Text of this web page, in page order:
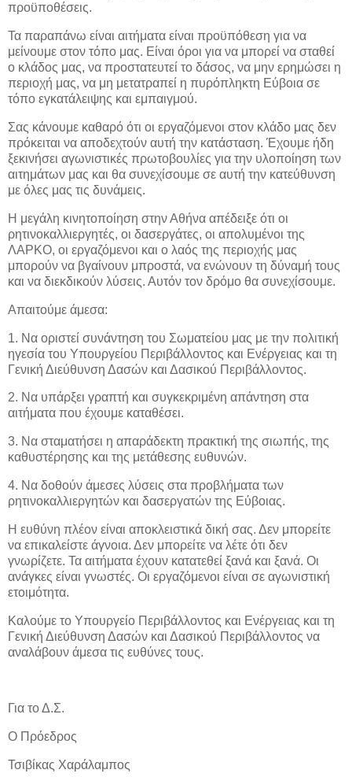
προϋποθέσεις.
Τα παραπάνω είναι αιτήματα είναι προϋπόθεση για να
μείνουμε στον τόπο μας. Είναι όροι για να μπορεί να σταθεί
ο κλάδος μας, να προστατευτεί το δάσος, να μην ερημώσει η
περιοχή μας, να μη μετατραπεί η πυρόπληκτη Εύβοια σε
τόπο εγκατάλειψης και εμπαιγμού.
Σας κάνουμε καθαρό ότι οι εργαζόμενοι στον κλάδο μας δεν
πρόκειται να αποδεχτούν αυτή την κατάσταση. Έχουμε ήδη
ξεκινήσει αγωνιστικές πρωτοβουλίες για την υλοποίηση των
αιτημάτων μας και θα συνεχίσουμε σε αυτή την κατεύθυνση
με όλες μας τις δυνάμεις.
Η μεγάλη κινητοποίηση στην Αθήνα απέδειξε ότι οι
ρητινοκαλλιεργητές, οι δασεργάτες, οι απολυμένοι της
ΛΑΡΚΟ, οι εργαζόμενοι και ο λαός της περιοχής μας
μπορούν να βγαίνουν μπροστά, να ενώνουν τη δύναμή τους
και να διεκδικούν λύσεις. Αυτόν τον δρόμο θα συνεχίσουμε.
Απαιτούμε άμεσα:
1. Να οριστεί συνάντηση του Σωματείου μας με την πολιτική
ηγεσία του Υπουργείου Περιβάλλοντος και Ενέργειας και τη
Γενική Διεύθυνση Δασών και Δασικού Περιβάλλοντος.
2. Να υπάρξει γραπτή και συγκεκριμένη απάντηση στα
αιτήματα που έχουμε καταθέσει.
3. Να σταματήσει η απαράδεκτη πρακτική της σιωπής, της
καθυστέρησης και της μετάθεσης ευθυνών.
4. Να δοθούν άμεσες λύσεις στα προβλήματα των
ρητινοκαλλιεργητών και δασεργατών της Εύβοιας.
Η ευθύνη πλέον είναι αποκλειστικά δική σας. Δεν μπορείτε
να επικαλείστε άγνοια. Δεν μπορείτε να λέτε ότι δεν
γνωρίζετε. Τα αιτήματα έχουν κατατεθεί ξανά και ξανά. Οι
ανάγκες είναι γνωστές. Οι εργαζόμενοι είναι σε αγωνιστική
ετοιμότητα.
Καλούμε το Υπουργείο Περιβάλλοντος και Ενέργειας και τη
Γενική Διεύθυνση Δασών και Δασικού Περιβάλλοντος να
αναλάβουν άμεσα τις ευθύνες τους.
Για το Δ.Σ.
Ο Πρόεδρος
Τσιβίκας Χαράλαμπος